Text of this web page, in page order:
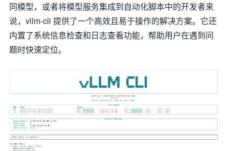
同模型，或者将模型服务集成到自动化脚本中的开发者来
说，vllm-cli 提供了一个高效且易于操作的解决方案。它还
内置了系统信息检查和日志查看功能，帮助用户在遇到问
题时快速定位。